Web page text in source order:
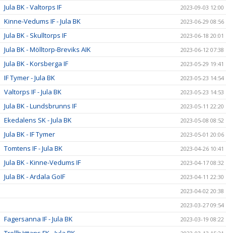
Jula BK - Valtorps IF 2023-09-03 12:00
Kinne-Vedums IF - Jula BK 2023-06-29 08:56
Jula BK - Skulltorps IF 2023-06-18 20:01
Jula BK - Mölltorp-Breviks AIK 2023-06-12 07:38
Jula BK - Korsberga IF 2023-05-29 19:41
IF Tymer - Jula BK 2023-05-23 14:54
Valtorps IF - Jula BK 2023-05-23 14:53
Jula BK - Lundsbrunns IF 2023-05-11 22:20
Ekedalens SK - Jula BK 2023-05-08 08:52
Jula BK - IF Tymer 2023-05-01 20:06
Tomtens IF - Jula BK 2023-04-26 10:41
Jula BK - Kinne-Vedums IF 2023-04-17 08:32
Jula BK - Ardala GoIF
2023-04-11 22:30
2023-04-02 20:38
2023-03-27 09:54
Fagersanna IF - Jula BK 2023-03-19 08:22